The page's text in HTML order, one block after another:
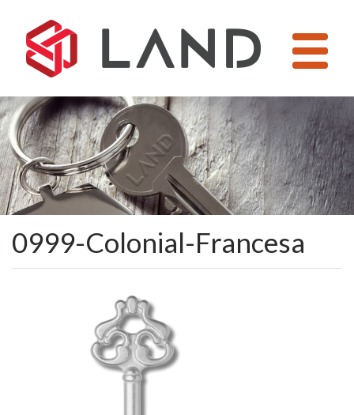
conteúdo
0999-Colonial-Francesa